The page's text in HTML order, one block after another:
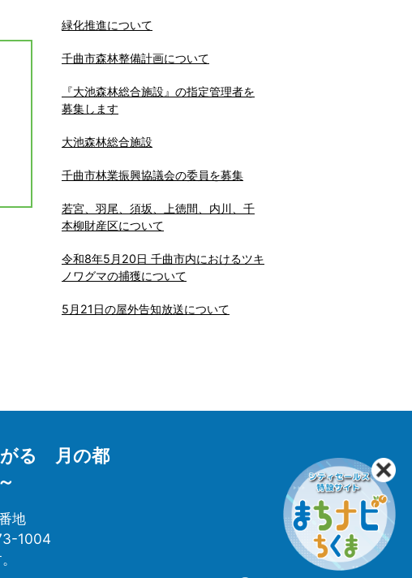
緑化推進について
千曲市森林整備計画について
『大池森林総合施設』の指定管理者を
募集します
大池森林総合施設
千曲市林業振興協議会の委員を募集
若宮、羽尾、須坂、上徳間、内川、千
本柳財産区について
令和8年5月20日 千曲市内におけるツキ
ノワグマの捕獲について
5月21日の屋外告知放送について
る 月の都
地
1004